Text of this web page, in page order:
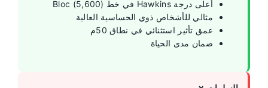
أعلى درجة Hawkins في خط Bloc (5,600)
مثالي للأشخاص ذوي الحساسية العالية
عمق تأثير استثنائي في نطاق 50م
ضمان مدى الحياة